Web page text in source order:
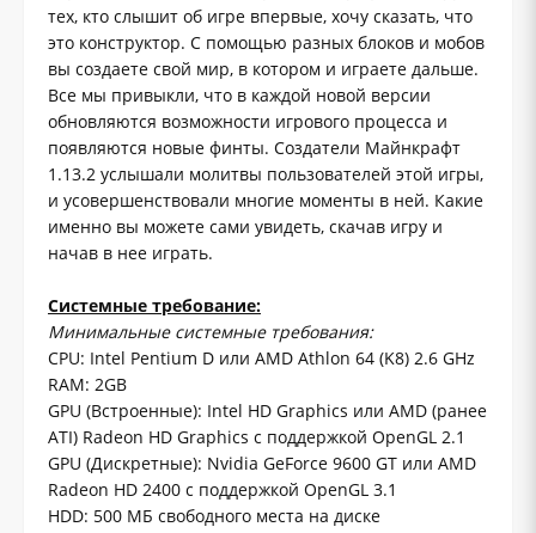
тех, кто слышит об игре впервые, хочу сказать, что
это конструктор. С помощью разных блоков и мобов
вы создаете свой мир, в котором и играете дальше.
Все мы привыкли, что в каждой новой версии
обновляются возможности игрового процесса и
появляются новые финты. Создатели Майнкрафт
1.13.2 услышали молитвы пользователей этой игры,
и усовершенствовали многие моменты в ней. Какие
именно вы можете сами увидеть, скачав игру и
начав в нее играть.
Системные требование:
Минимальные системные требования:
CPU: Intel Pentium D или AMD Athlon 64 (K8) 2.6 GHz
RAM: 2GB
GPU (Встроенные): Intel HD Graphics или AMD (ранее
ATI) Radeon HD Graphics с поддержкой OpenGL 2.1
GPU (Дискретные): Nvidia GeForce 9600 GT или AMD
Radeon HD 2400 с поддержкой OpenGL 3.1
HDD: 500 МБ свободного места на диске